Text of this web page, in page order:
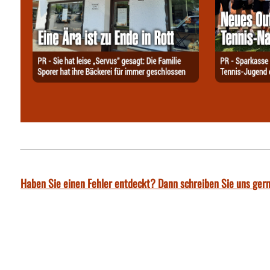
Haben Sie einen Fehler entdeckt? Dann schreiben Sie uns